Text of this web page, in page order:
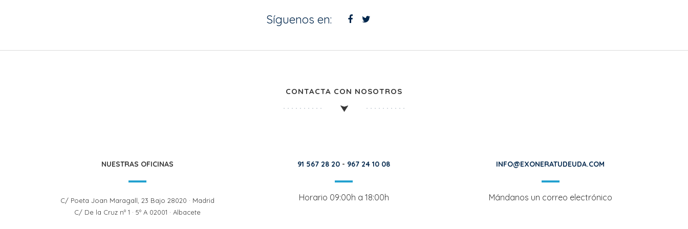
Síguenos en:
CONTACTA CON NOSOTROS
NUESTRAS OFICINAS
C/ Poeta Joan Maragall, 23 Bajo 28020 · Madrid
C/ De la Cruz nº 1 · 5º A 02001 · Albacete
91 567 28 20 - 967 24 10 08
Horario 09:00h a 18:00h
INFO@EXONERATUDEUDA.COM
Mándanos un correo electrónico